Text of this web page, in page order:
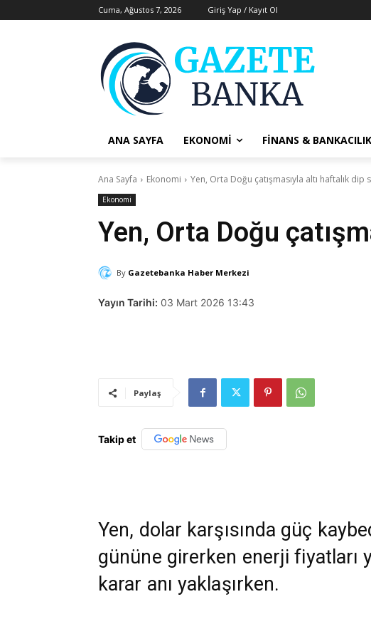
Cuma, Ağustos 7, 2026 Giriş Yap / Kayıt Ol
ANA SAYFA EKONOMI FINANS & BANKACILIK
Ana Sayfa Ekonomi Yen, Orta Doğu çatışmasıyla altı haftalık dip
Ekonomi
Yen, Orta Doğu
By Gazetebanka Haber Merkezi
Yayın Tarihi: 03 Mart 2026 13:43
Paylaş
Takip et
Yen, dolar karşısında güç
gününe girerken enerji fiyatları
karar anı yaklaşırken.